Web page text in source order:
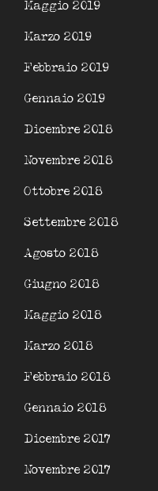
Maggio 2019
Marzo 2019
Febbraio 2019
Gennaio 2019
Dicembre 2018
Novembre 2018
Ottobre 2018
Settembre 2018
Agosto 2018
Giugno 2018
Maggio 2018
Marzo 2018
Febbraio 2018
Gennaio 2018
Dicembre 2017
Novembre 2017